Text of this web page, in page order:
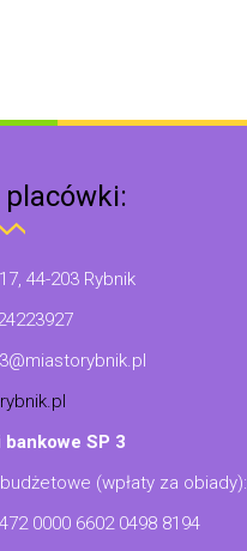
44-203 Rybnik
bankowe SP 3
(wpłaty za obiady):
0000 6602 0498 8194